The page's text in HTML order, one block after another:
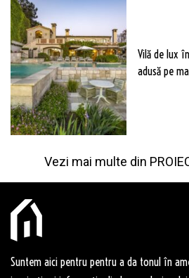
Vilă de lux
adusă pe
Vezi mai multe din
Suntem aici pentru pentru a da tonul în